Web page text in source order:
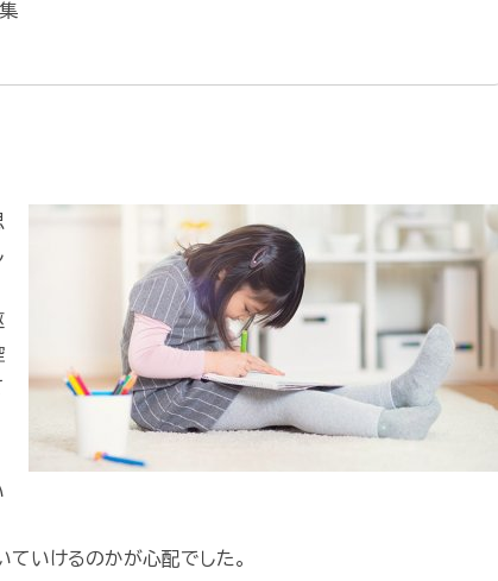
ていけるのかが心配でした。